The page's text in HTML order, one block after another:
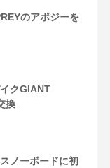
のアポジーを
クGIANT
換
ノーボードに初